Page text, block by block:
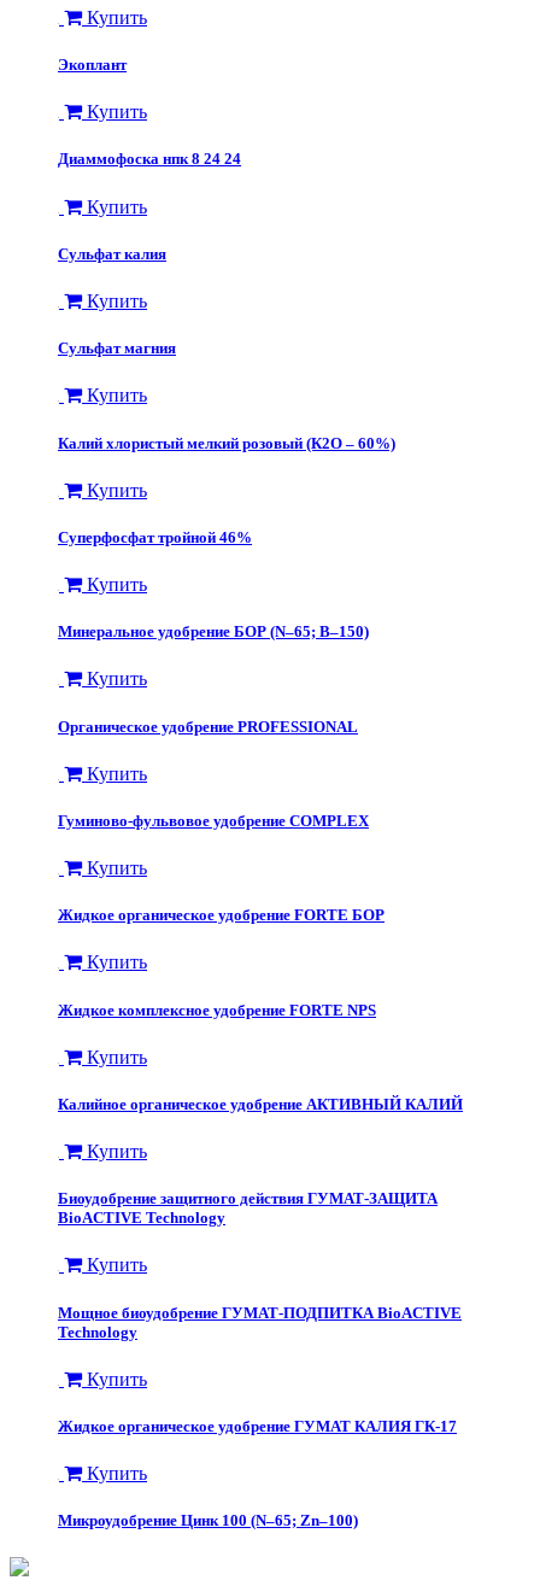
Купить
Экоплант
Купить
Диаммофоска нпк 8 24 24
Купить
Сульфат калия
Купить
Сульфат магния
Купить
​Калий хлористый мелкий розовый (К2О – 60%)
Купить
​Суперфосфат тройной 46%
Купить
Минеральное удобрение БОР (N–65; В–150)
Купить
Органическое удобрение PROFESSIONAL
Купить
Гуминово-фульвовое удобрение COMPLEX
Купить
Жидкое органическое удобрение FORTE БОР
Купить
Жидкое комплексное удобрение FORTE NPS
Купить
Калийное органическое удобрение АКТИВНЫЙ КАЛИЙ
Купить
Биоудобрение защитного действия ГУМАТ-ЗАЩИТА
BioACTIVE Technology
Купить
Мощное биоудобрение ГУМАТ-ПОДПИТКА BioACTIVE
Technology
Купить
Жидкое органическое удобрение ГУМАТ КАЛИЯ ГК-17
Купить
Микроудобрение Цинк 100 (N–65; Zn–100)